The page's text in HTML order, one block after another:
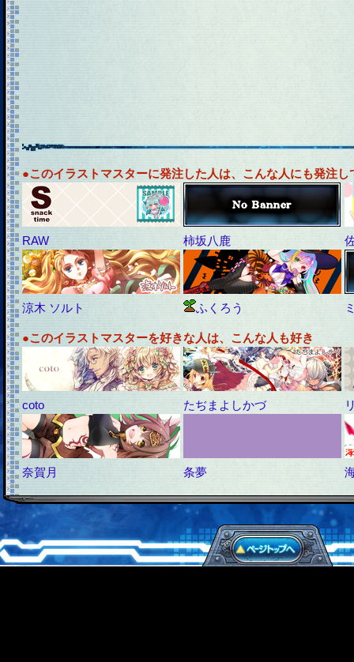
●このイラストマスターに発注した人は、こんな人にも発注し
RAW 柿坂八鹿
涼木 ソルト ふくろう
●このイラストマスターを好きな人は、こんな人も好き
coto たぢまよしかづ
奈賀月 条夢